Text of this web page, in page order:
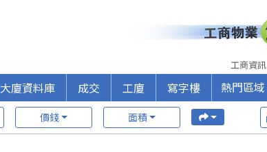
工商資訊
大廈資料庫 成交 工廈 寫字樓 熱門區域
價錢 面積